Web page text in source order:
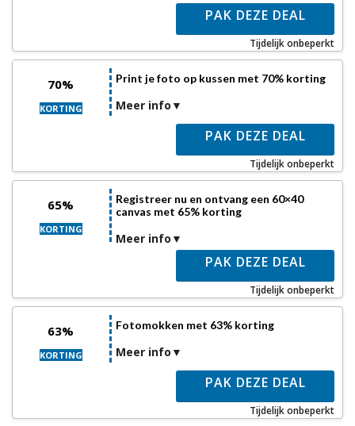
PAK DEZE DEAL
Tijdelijk onbeperkt
70%
KORTING
Print je foto op kussen met 70% korting
Meer info
PAK DEZE DEAL
Tijdelijk onbeperkt
65%
KORTING
Registreer nu en ontvang een 60×40
canvas met 65% korting
Meer info
PAK DEZE DEAL
Tijdelijk onbeperkt
63%
KORTING
Fotomokken met 63% korting
Meer info
PAK DEZE DEAL
Tijdelijk onbeperkt